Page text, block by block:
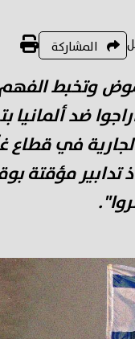
المشاركة
وتخبط الفهم
ضد
الجارية في
تدابير